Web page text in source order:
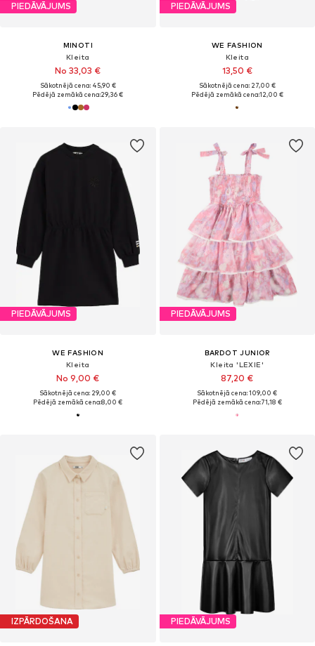
PIEDĀVĀJUMS
MINOTI
Kleita
No 33,03 €
Sākotnējā cena: 45,90 €
Pēdējā zemākā cena:29,36 €
PIEDĀVĀJUMS
WE FASHION
Kleita
13,50 €
Sākotnējā cena: 27,00 €
Pēdējā zemākā cena:12,00 €
PIEDĀVĀJUMS
WE FASHION
Kleita
No 9,00 €
Sākotnējā cena: 29,00 €
Pēdējā zemākā cena:8,00 €
PIEDĀVĀJUMS
BARDOT JUNIOR
Kleita 'LEXIE'
87,20 €
Sākotnējā cena: 109,00 €
Pēdējā zemākā cena:71,18 €
IZPĀRDOŠANA PIEDĀVĀJUMS